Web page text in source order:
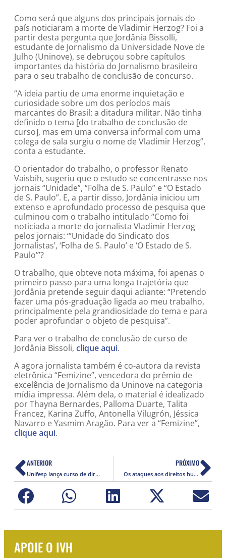
Como será que alguns dos principais jornais do
país noticiaram a morte de Vladimir Herzog? Foi a
partir desta pergunta que Jordânia Bissolli,
estudante de Jornalismo da Universidade Nove de
Julho (Uninove), se debruçou sobre capítulos
importantes da história do Jornalismo brasileiro
para o seu trabalho de conclusão de concurso.
“A ideia partiu de uma enorme inquietação e
curiosidade sobre um dos períodos mais
marcantes do Brasil: a ditadura militar. Não tinha
definido o tema [do trabalho de conclusão de
curso], mas em uma conversa informal com uma
colega de sala surgiu o nome de Vladimir Herzog”,
conta a estudante.
O orientador do trabalho, o professor Renato
Vaisbih, sugeriu que o estudo se concentrasse nos
jornais “Unidade”, “Folha de S. Paulo” e “O Estado
de S. Paulo”. E, a partir disso, Jordânia iniciou um
extenso e aprofundado processo de pesquisa que
culminou com o trabalho intitulado “Como foi
noticiada a morte do jornalista Vladimir Herzog
pelos jornais: “’Unidade do Sindicato dos
Jornalistas’, ‘Folha de S. Paulo’ e ‘O Estado de S.
Paulo’”?
O trabalho, que obteve nota máxima, foi apenas o
primeiro passo para uma longa trajetória que
Jordânia pretende seguir daqui adiante: “Pretendo
fazer uma pós-graduação ligada ao meu trabalho,
principalmente pela grandiosidade do tema e para
poder aprofundar o objeto de pesquisa”.
Para ver o trabalho de conclusão de curso de
Jordânia Bissoli, clique aqui.
A agora jornalista também é co-autora da revista
eletrônica “Femizine”, vencedora do prêmio de
excelência de Jornalismo da Uninove na categoria
mídia impressa. Além dela, o material é idealizado
por Thayna Bernardes, Palloma Duarte, Talita
Francez, Karina Zuffo, Antonella Vilugrón, Jéssica
Navarro e Yasmim Aragão. Para ver a “Femizine”,
clique aqui.
ANTERIOR
Unifesp lança curso de direitos humanos em parceria com o IVH
PRÓXIMO
Os ataques aos direitos humanos no 1º mês do governo Bolsonaro
APOIE O IVH